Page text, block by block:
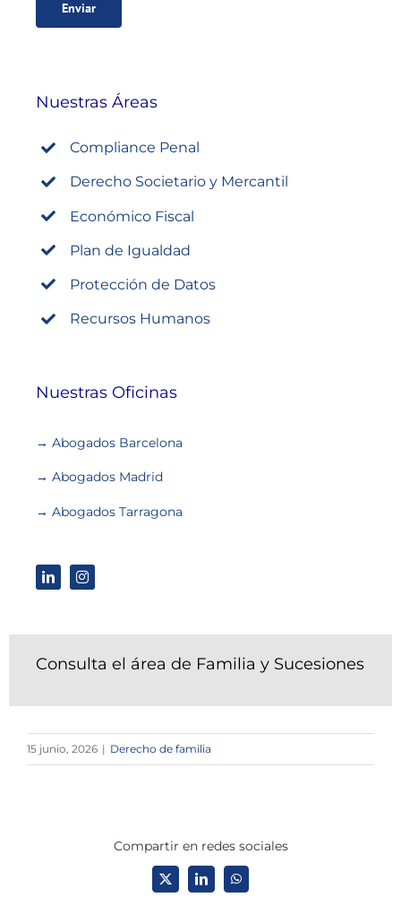
Nuestras Áreas
Compliance Penal
Derecho Societario y Mercantil
Económico Fiscal
Plan de Igualdad
Protección de Datos
Recursos Humanos
Nuestras Oficinas
→ Abogados Barcelona
→ Abogados Madrid
→ Abogados Tarragona
Consulta el área de Familia y Sucesiones
15 junio, 2026 | Derecho de familia
Compartir en redes sociales
X LinkedInWhatsApp